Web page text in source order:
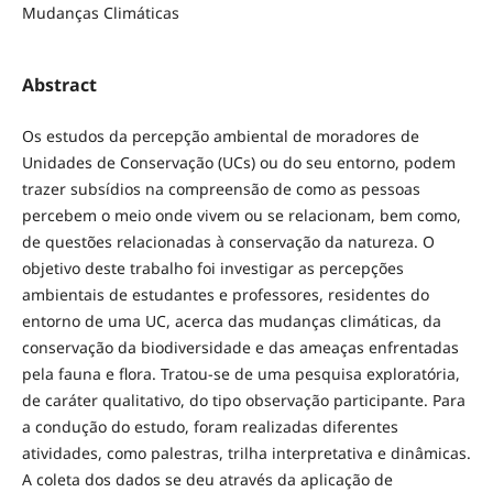
Mudanças Climáticas
Abstract
Os estudos da percepção ambiental de moradores de
Unidades de Conservação (UCs) ou do seu entorno, podem
trazer subsídios na compreensão de como as pessoas
percebem o meio onde vivem ou se relacionam, bem como,
de questões relacionadas à conservação da natureza. O
objetivo deste trabalho foi investigar as percepções
ambientais de estudantes e professores, residentes do
entorno de uma UC, acerca das mudanças climáticas, da
conservação da biodiversidade e das ameaças enfrentadas
pela fauna e flora. Tratou-se de uma pesquisa exploratória,
de caráter qualitativo, do tipo observação participante. Para
a condução do estudo, foram realizadas diferentes
atividades, como palestras, trilha interpretativa e dinâmicas.
A coleta dos dados se deu através da aplicação de